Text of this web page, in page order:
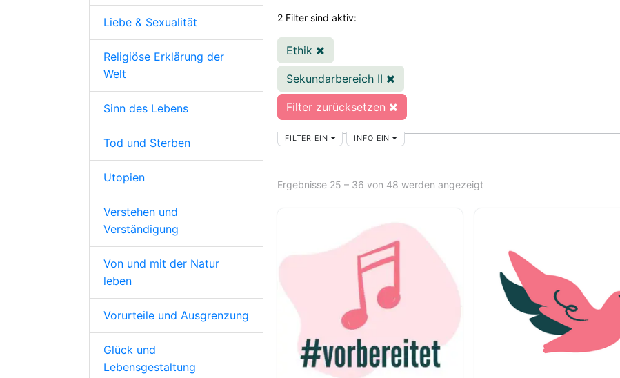
2 Filter sind aktiv:
Ethik
Sekundarbereich II
Filter zurücksetzen
FILTER EIN INFO EIN
Ergebnisse 25 – 36 von 48 werden angezeigt
Liebe & Sexualität
Religiöse Erklärung der
Welt
Sinn des Lebens
Tod und Sterben
Utopien
Verstehen und
Verständigung
Von und mit der Natur
leben
Vorurteile und Ausgrenzung
Glück und
Lebensgestaltung